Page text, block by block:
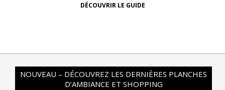
DÉCOUVRIR LE GUIDE
NOUVEAU – DÉCOUVREZ LES DERNIÈRES PLANCHES
D’AMBIANCE ET SHOPPING